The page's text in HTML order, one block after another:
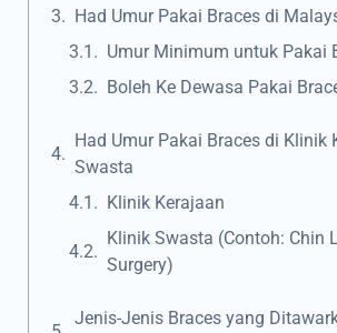
Had Umur Pakai Braces di
Umur Minimum untuk Pakai
Boleh Ke Dewasa Pakai
Had Umur Pakai Braces di Klinik
Swasta
Klinik Kerajaan
Klinik Swasta (Contoh: Chin
Surgery)
Jenis-Jenis Braces yang